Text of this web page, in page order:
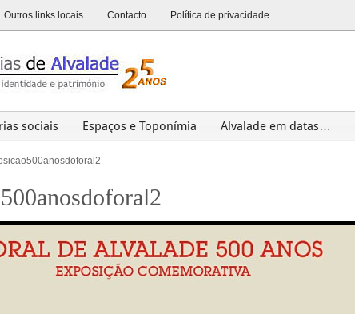
Outros links locais Contacto Política de privacidade
sociais Espaços e Toponímia Alvalade em datas…
História